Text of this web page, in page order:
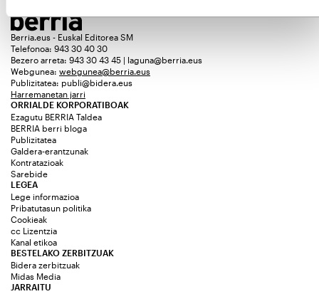
Berria.eus - Euskal Editorea SM
Telefonoa: 943 30 40 30
Bezero arreta: 943 30 43 45 | laguna@berria.eus
Webgunea: webgunea@berria.eus
Publizitatea: publi@bidera.eus
Harremanetan jarri
ORRIALDE KORPORATIBOAK
Ezagutu BERRIA Taldea
BERRIA berri bloga
Publizitatea
Galdera-erantzunak
Kontratazioak
Sarebide
JARRAITU
LEGEA
Lege informazioa
Pribatutasun politika
Cookieak
cc Lizentzia
Kanal etikoa
BESTELAKO ZERBITZUAK
Bidera zerbitzuak
Midas Media